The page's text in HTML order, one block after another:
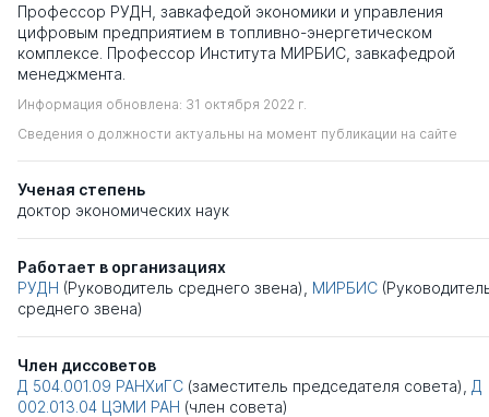
Профессор РУДН, завкафедой экономики и управления
цифровым предприятием в топливно-энергетическом
комплексе. Профессор Института МИРБИС, завкафедрой
менеджмента.
Информация обновлена: 31 октября 2022 г.
Сведения о должности актуальны на момент публикации на сайте
Ученая степень
доктор экономических наук
Работает в организациях
РУДН (Руководитель среднего звена), МИРБИС
среднего звена)
Член диссоветов
Д 504.001.09 РАНХиГС (заместитель председателя совета), Д
002.013.04 ЦЭМИ РАН (член совета)